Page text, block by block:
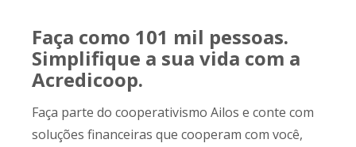
Faça como 101 mil pessoas.
Simplifique a sua vida com a
Acredicoop.
Faça parte do cooperativismo Ailos e conte com
soluções financeiras que cooperam com você,